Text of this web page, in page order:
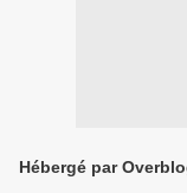
Hébergé par